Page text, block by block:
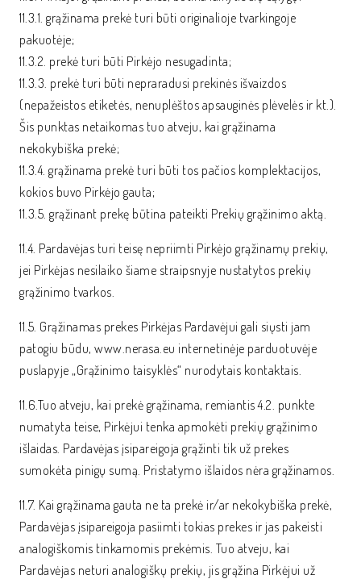
11.3.1. grąžinama prekė turi būti originalioje tvarkingoje
pakuotėje;
11.3.2. prekė turi būti Pirkėjo nesugadinta;
11.3.3. prekė turi būti nepraradusi prekinės išvaizdos
(nepažeistos etiketės, nenuplėštos apsauginės plėvelės ir kt.).
Šis punktas netaikomas tuo atveju, kai grąžinama
nekokybiška prekė;
11.3.4. grąžinama prekė turi būti tos pačios komplektacijos,
kokios buvo Pirkėjo gauta;
11.3.5. grąžinant prekę būtina pateikti Prekių grąžinimo aktą.
11.4. Pardavėjas turi teisę nepriimti Pirkėjo grąžinamų prekių,
jei Pirkėjas nesilaiko šiame straipsnyje nustatytos prekių
grąžinimo tvarkos.
11.5. Grąžinamas prekes Pirkėjas Pardavėjui gali siųsti jam
patogiu būdu, www.nerasa.eu internetinėje parduotuvėje
puslapyje „Grąžinimo taisyklės“ nurodytais kontaktais.
11.6.Tuo atveju, kai prekė grąžinama, remiantis 4.2. punkte
numatyta teise, Pirkėjui tenka apmokėti prekių grąžinimo
išlaidas. Pardavėjas įsipareigoja grąžinti tik už prekes
sumokėta pinigų sumą. Pristatymo išlaidos nėra grąžinamos.
11.7. Kai grąžinama gauta ne ta prekė ir/ar nekokybiška prekė,
Pardavėjas įsipareigoja pasiimti tokias prekes ir jas pakeisti
analogiškomis tinkamomis prekėmis. Tuo atveju, kai
Pardavėjas neturi analogiškų prekių, jis grąžina Pirkėjui už